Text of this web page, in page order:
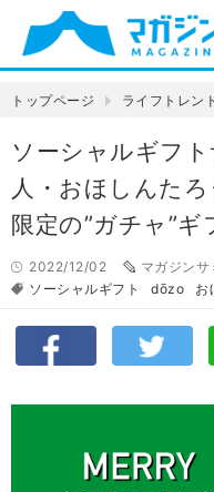
トップページ ライフトレン
ソーシャルギフ
人・おほしんた
限定の”ガチャ”ギ
2022/12/02
マガジン
ソーシャルギフト
dōzo お